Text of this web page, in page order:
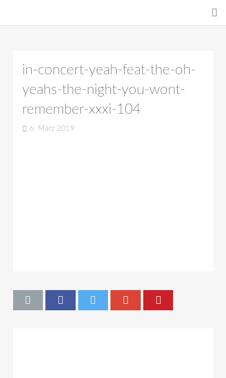
in-concert-yeah-feat-the-oh-
yeahs-the-night-you-wont-
remember-xxxi-104
6. März 2019